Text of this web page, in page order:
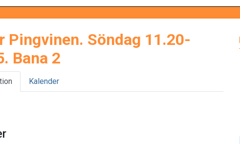
Pingvinen. Söndag 11.20-
Bana 2
Kalender